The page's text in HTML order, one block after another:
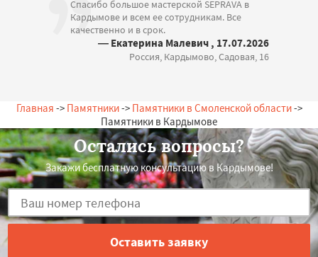
Спасибо большое мастерской SEPRAVA в
Кардымове и всем ее сотрудникам. Все
качественно и в срок.
— Екатерина Малевич , 17.07.2026
Россия, Кардымово, Садовая, 16
Главная -> Памятники-> Памятники в Смоленской области->
Памятники в Кардымове
Остались вопросы?
Закажи бесплатную консультацию в Кардымове!